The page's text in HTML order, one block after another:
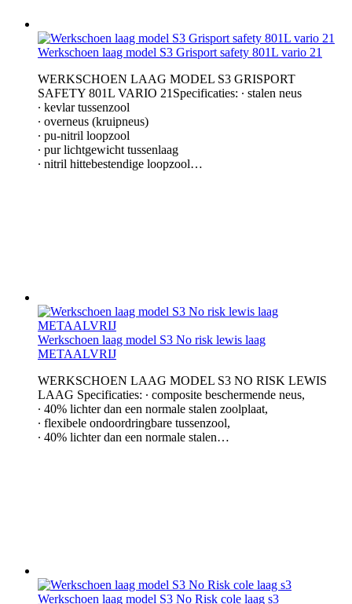
Werkschoen laag model S3 Grisport safety 801L vario 21
WERKSCHOEN LAAG MODEL S3 GRISPORT
SAFETY 801L VARIO 21Specificaties: ∙ stalen neus
∙ kevlar tussenzool
∙ overneus (kruipneus)
∙ pu-nitril loopzool
∙ pur lichtgewicht tussenlaag
∙ nitril hittebestendige loopzool…
Werkschoen laag model S3 No risk lewis laag
METAALVRIJ
WERKSCHOEN LAAG MODEL S3 NO RISK LEWIS
LAAG Specificaties: ∙ composite beschermende neus,
∙ 40% lichter dan een normale stalen zoolplaat,
∙ flexibele ondoordringbare tussenzool,
∙ 40% lichter dan een normale stalen…
Werkschoen laag model S3 No Risk cole laag s3